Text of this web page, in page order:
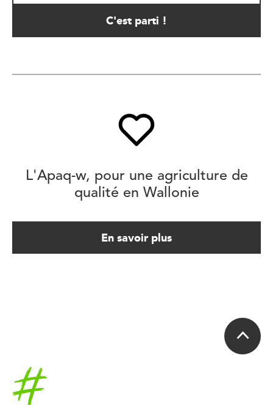
L'Apaq-w, pour une agriculture de
qualité en Wallonie
En savoir plus
Accueil